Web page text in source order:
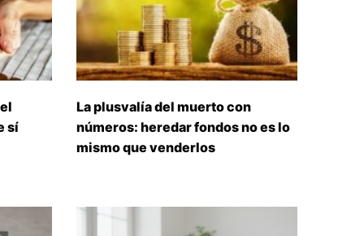
sí
La plusvalía del muerto con
números: heredar fondos no es lo
mismo que venderlos